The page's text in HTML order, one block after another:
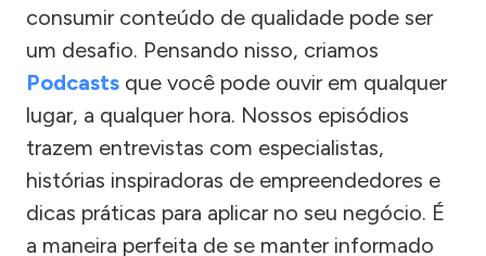
consumir conteúdo de qualidade pode ser
um desafio. Pensando nisso, criamos
Podcasts que você pode ouvir em qualquer
lugar, a qualquer hora. Nossos episódios
trazem entrevistas com especialistas,
histórias inspiradoras de empreendedores e
dicas práticas para aplicar no seu negócio. É
a maneira perfeita de se manter informado